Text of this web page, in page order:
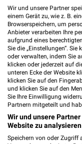
Wir und unsere Partner
einem Gerät zu, wie z. B.
Browserspeichern, um
Anbieter verarbeiten Ihre
aufgrund eines
Sie die „Einstellungen“.
oder verwalten, indem Sie
klicken oder jederzeit auf
unteren Ecke der Website
klicken Sie auf den
und klicken Sie auf den
Sie Ihre Einwilligung
Partnern mitgeteilt und
Wir und unsere
Website zu
Speichern von oder Zugriff